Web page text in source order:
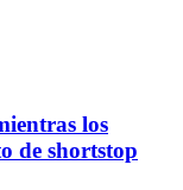
los
de shortstop